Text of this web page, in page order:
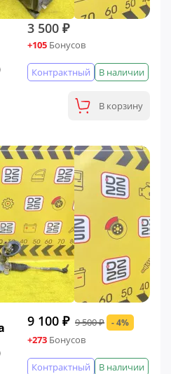
3 500 ₽
+105 Бонусов
В наличии
Контрактный
В корзину
9 100 ₽ 9 500 ₽ - 4%
+273 Бонусов
В наличии
Контрактный